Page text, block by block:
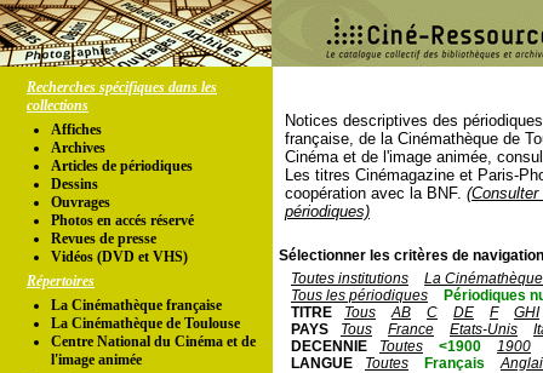
Recherches spécifiques dans les
collections
Affiches
Archives
Articles de périodiques
Dessins
Ouvrages
Photos en accés réservé
Revues de presse
Vidéos (DVD et VHS)
Répertoires
La Cinémathèque française
La Cinémathèque de Toulouse
Centre National du Cinéma et de
l'image animée
Notices descriptives des
française, de la Cinémathèque de
Cinéma et de l'image animée,
Les titres Cinémagazine et Paris-
coopération avec la BNF.
périodiques)
Sélectionner les critères de
Toutes institutions
La
Tous les périodiques
Périodiques
TITRE
Tous AB C DE F
GHI
PAYS
Tous France Etats-Unis
DECENNIE
Toutes <1900
1900
LANGUE
Toutes Français